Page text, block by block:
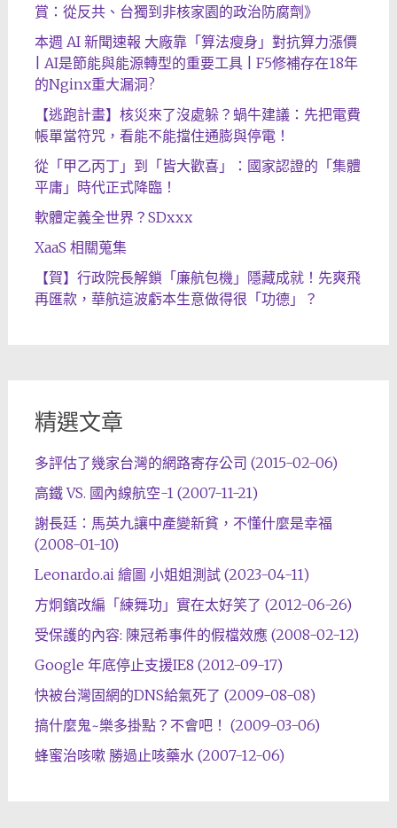
賞：從反共、台獨到非核家園的政治防腐劑》
本週 AI 新聞速報 大廠靠「算法瘦身」對抗算力漲價
| AI是節能與能源轉型的重要工具 | F5修補存在18年
的Nginx重大漏洞?
【逃跑計畫】核災來了沒處躲？蝸牛建議：先把電費
帳單當符咒，看能不能擋住通膨與停電！
從「甲乙丙丁」到「皆大歡喜」：國家認證的「集體
平庸」時代正式降臨！
軟體定義全世界？SDxxx
XaaS 相關蒐集
【賀】行政院長解鎖「廉航包機」隱藏成就！先爽飛
再匯款，華航這波虧本生意做得很「功德」？
精選文章
多評估了幾家台灣的網路寄存公司 (2015-02-06)
高鐵 VS. 國內線航空-1 (2007-11-21)
謝長廷：馬英九讓中產變新貧，不懂什麼是幸福
(2008-01-10)
Leonardo.ai 繪圖 小姐姐測試 (2023-04-11)
方炯鑌改編「練舞功」實在太好笑了 (2012-06-26)
受保護的內容: 陳冠希事件的假檔效應 (2008-02-12)
Google 年底停止支援IE8 (2012-09-17)
快被台灣固網的DNS給氣死了 (2009-08-08)
搞什麼鬼~樂多掛點？不會吧！ (2009-03-06)
蜂蜜治咳嗽 勝過止咳藥水 (2007-12-06)